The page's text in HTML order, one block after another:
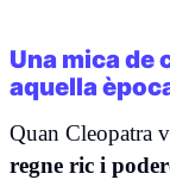
Una mica de
aquella
Quan Cleopatra
regne ric i